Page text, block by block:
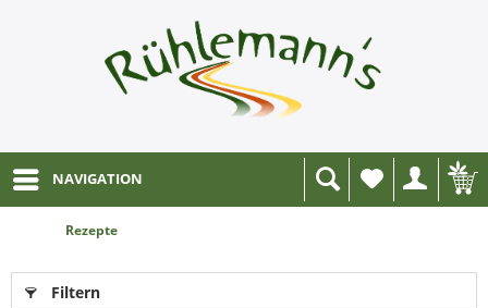
NAVIGATION
Wunschliste
Rezepte
Filtern